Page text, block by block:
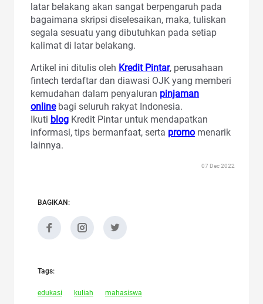
latar belakang akan sangat berpengaruh pada
bagaimana skripsi diselesaikan, maka, tuliskan
segala sesuatu yang dibutuhkan pada setiap
kalimat di latar belakang.
Artikel ini ditulis oleh Kredit Pintar, perusahaan
fintech terdaftar dan diawasi OJK yang memberi
kemudahan dalam penyaluran pinjaman
onlinebagi seluruh rakyat Indonesia.
Ikuti blog Kredit Pintar untuk mendapatkan
informasi, tips bermanfaat, serta promo menarik
lainnya.
07 Dec 2022
BAGIKAN:
Tags:
edukasi kuliah mahasiswa